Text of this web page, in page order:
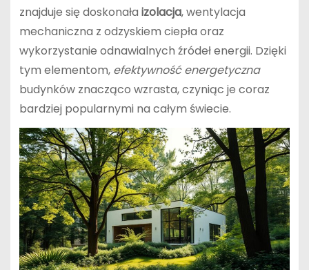
znajduje się doskonała izolacja, wentylacja
mechaniczna z odzyskiem ciepła oraz
wykorzystanie odnawialnych źródeł energii. Dzięki
tym elementom, efektywność energetyczna
budynków znacząco wzrasta, czyniąc je coraz
bardziej popularnymi na całym świecie.